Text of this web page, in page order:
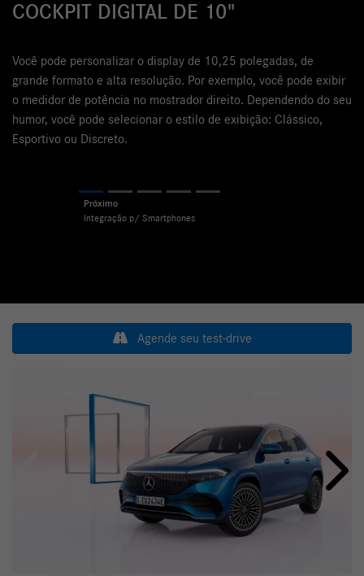
DIGITAL DE 10"
pode personalizar o display de 10,25 polegadas, de
formato e alta resolução. Por exemplo, você pode exibir
de potência no mostrador direito. Dependendo do seu
você pode selecionar o estilo de exibição: Clássico,
ou Discreto.
mais
Agende seu test-drive